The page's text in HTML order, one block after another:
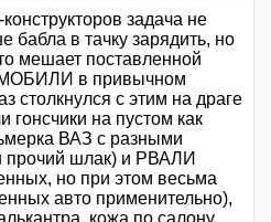
задача не
бабла в тачку зарядить, но
мешает поставленной
в привычном
столкнулся с этим на драге
гонсчики на пустом как
ВАЗ с разными
прочий шлак) и РВАЛИ
но при этом весьма
авто применительно),
кожа по салону,